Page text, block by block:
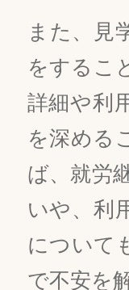
また、見
をするこ
詳細や利
を深める
ば、就労
いや、利
について
で不安を